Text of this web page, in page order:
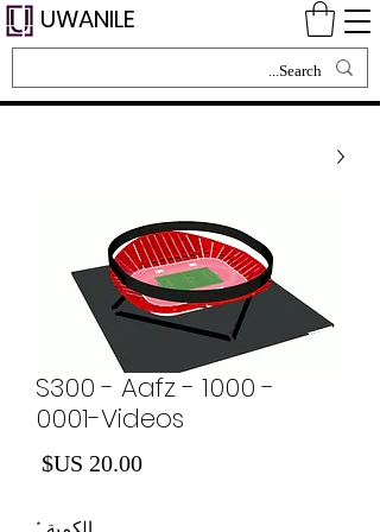
UWANILE
S300 - Aafz - 1000 -
0001-Videos